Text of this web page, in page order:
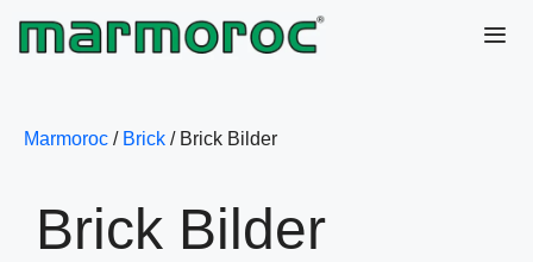
Hoppa
till
Marmoroc / Brick / Brick Bilder
Brick Bilder